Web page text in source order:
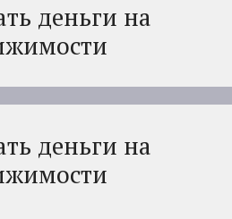
деньги на
деньги на